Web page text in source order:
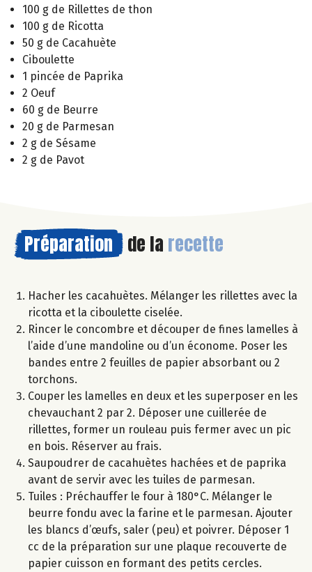
100 g de Rillettes de thon
100 g de Ricotta
50 g de Cacahuète
Ciboulette
1 pincée de Paprika
2 Oeuf
60 g de Beurre
20 g de Parmesan
2 g de Sésame
2 g de Pavot
Préparation de la recette
Hacher les cacahuètes. Mélanger les rillettes avec la
ricotta et la ciboulette ciselée.
Rincer le concombre et découper de fines lamelles à
l’aide d’une mandoline ou d’un économe. Poser les
bandes entre 2 feuilles de papier absorbant ou 2
torchons.
Couper les lamelles en deux et les superposer en les
chevauchant 2 par 2. Déposer une cuillerée de
rillettes, former un rouleau puis fermer avec un pic
en bois. Réserver au frais.
Saupoudrer de cacahuètes hachées et de paprika
avant de servir avec les tuiles de parmesan.
Tuiles : Préchauffer le four à 180°C. Mélanger le
beurre fondu avec la farine et le parmesan. Ajouter
les blancs d’œufs, saler (peu) et poivrer. Déposer 1
cc de la préparation sur une plaque recouverte de
papier cuisson en formant des petits cercles.